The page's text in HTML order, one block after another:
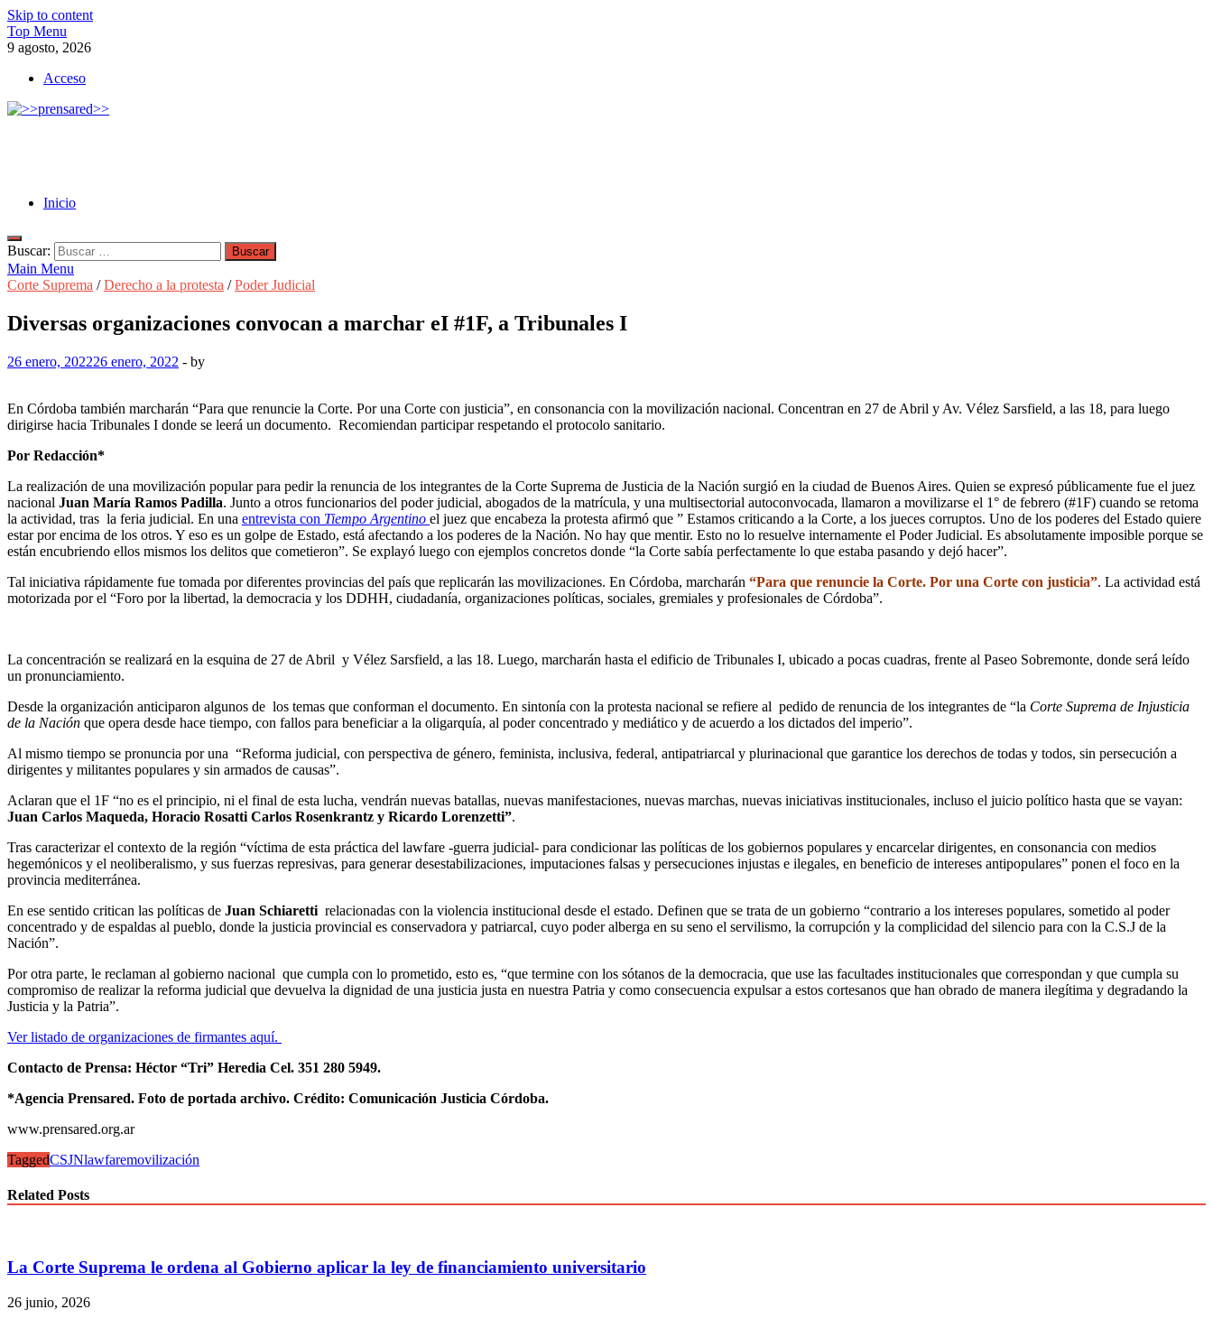
Skip to content
Top Menu
9 agosto, 2026
Acceso
Inicio
Buscar:
Main Menu
Corte Suprema /Derecho a la protesta /Poder Judicial
Diversas organizaciones convocan a marchar eI #1F, a Tribunales I
26 enero, 202226 enero, 2022 - by
En Córdoba también marcharán “Para que renuncie la Corte. Por una Corte con justicia”, en consonancia con la movilización nacional. Concentran en 27 de Abril y Av. Vélez Sarsfield, a las 18, para luego
dirigirse hacia Tribunales I donde se leerá un documento. Recomiendan participar respetando el protocolo sanitario.
Por Redacción*
La realización de una movilización popular para pedir la renuncia de los integrantes de la Corte Suprema de Justicia de la Nación surgió en la ciudad de Buenos Aires. Quien se expresó públicamente fue el juez
nacional Juan María Ramos Padilla. Junto a otros funcionarios del poder judicial, abogados de la matrícula, y una multisectorial autoconvocada, llamaron a movilizarse el 1° de febrero (#1F) cuando se retoma
la actividad, tras la feria judicial. En una entrevista con Tiempo Argentino el juez que encabeza la protesta afirmó que ” Estamos criticando a la Corte, a los jueces corruptos. Uno de los poderes del Estado quiere
estar por encima de los otros. Y eso es un golpe de Estado, está afectando a los poderes de la Nación. No hay que mentir. Esto no lo resuelve internamente el Poder Judicial. Es absolutamente imposible porque se
están encubriendo ellos mismos los delitos que cometieron”. Se explayó luego con ejemplos concretos donde “la Corte sabía perfectamente lo que estaba pasando y dejó hacer”.
Tal iniciativa rápidamente fue tomada por diferentes provincias del país que replicarán las movilizaciones. En Córdoba, marcharán “Para que renuncie la Corte. Por una Corte con justicia”. La actividad está
motorizada por el “Foro por la libertad, la democracia y los DDHH, ciudadanía, organizaciones políticas, sociales, gremiales y profesionales de Córdoba”.
La concentración se realizará en la esquina de 27 de Abril y Vélez Sarsfield, a las 18. Luego, marcharán hasta el edificio de Tribunales I, ubicado a pocas cuadras, frente al Paseo Sobremonte, donde será leído
un pronunciamiento.
Desde la organización anticiparon algunos de los temas que conforman el documento. En sintonía con la protesta nacional se refiere al pedido de renuncia de los integrantes de “la Corte Suprema de Injusticia
de la Nación que opera desde hace tiempo, con fallos para beneficiar a la oligarquía, al poder concentrado y mediático y de acuerdo a los dictados del imperio”.
Al mismo tiempo se pronuncia por una “Reforma judicial, con perspectiva de género, feminista, inclusiva, federal, antipatriarcal y plurinacional que garantice los derechos de todas y todos, sin persecución a
dirigentes y militantes populares y sin armados de causas”.
Aclaran que el 1F “no es el principio, ni el final de esta lucha, vendrán nuevas batallas, nuevas manifestaciones, nuevas marchas, nuevas iniciativas institucionales, incluso el juicio político hasta que se vayan:
Juan Carlos Maqueda, Horacio Rosatti Carlos Rosenkrantz y Ricardo Lorenzetti”.
Tras caracterizar el contexto de la región “víctima de esta práctica del lawfare -guerra judicial- para condicionar las políticas de los gobiernos populares y encarcelar dirigentes, en consonancia con medios
hegemónicos y el neoliberalismo, y sus fuerzas represivas, para generar desestabilizaciones, imputaciones falsas y persecuciones injustas e ilegales, en beneficio de intereses antipopulares” ponen el foco en la
provincia mediterránea.
En ese sentido critican las políticas de Juan Schiaretti relacionadas con la violencia institucional desde el estado. Definen que se trata de un gobierno “contrario a los intereses populares, sometido al poder
concentrado y de espaldas al pueblo, donde la justicia provincial es conservadora y patriarcal, cuyo poder alberga en su seno el servilismo, la corrupción y la complicidad del silencio para con la C.S.J de la
Nación”.
Por otra parte, le reclaman al gobierno nacional que cumpla con lo prometido, esto es, “que termine con los sótanos de la democracia, que use las facultades institucionales que correspondan y que cumpla su
compromiso de realizar la reforma judicial que devuelva la dignidad de una justicia justa en nuestra Patria y como consecuencia expulsar a estos cortesanos que han obrado de manera ilegítima y degradando la
Justicia y la Patria”.
Ver listado de organizaciones de firmantes aquí.
Contacto de Prensa: Héctor “Tri” Heredia Cel. 351 280 5949.
*Agencia Prensared. Foto de portada archivo. Crédito: Comunicación Justicia Córdoba.
www.prensared.org.ar
TaggedCSJNlawfaremovilización
Related Posts
La Corte Suprema le ordena al Gobierno aplicar la ley de financiamiento universitario
26 junio, 2026